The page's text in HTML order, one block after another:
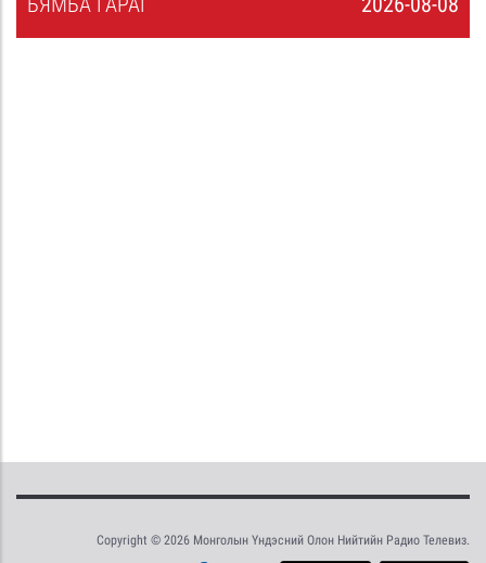
Copyright © 2026 Монголын Үндэсний Олон Нийтийн Радио Телевиз.